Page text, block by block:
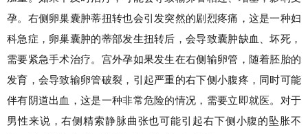
孕。右侧卵巢囊肿蒂扭转也会引发突然的剧烈疼痛，这是一种妇
科急症，卵巢囊肿的蒂部发生扭转后，会导致囊肿缺血、坏死，
需要紧急手术治疗。宫外孕如果发生在右侧输卵管，随着胚胎的
发育，会导致输卵管破裂，引起严重的右下侧小腹疼，同时可能
伴有阴道出血，这是一种非常危险的情况，需要立即就医。对于
男性来说，右侧精索静脉曲张也可能引起右下侧小腹的坠胀不